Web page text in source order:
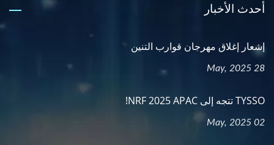
أحدث الأخبار
إشعار إغلاق مهرجان قوارب التنين
28 May, 2025
TYSSO تتجه إلى NRF 2025 APAC!
02 May, 2025